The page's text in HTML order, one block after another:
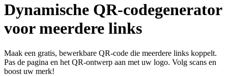
Dynamische QR-codegenerator
voor meerdere links
Maak een gratis, bewerkbare QR-code die meerdere links koppelt.
Pas de pagina en het QR-ontwerp aan met uw logo. Volg scans en
boost uw merk!